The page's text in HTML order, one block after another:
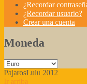
¿Recordar
¿Recordar usuario?
Crear una cuenta
Moneda
PajarosLulu 2012
Ir arriba